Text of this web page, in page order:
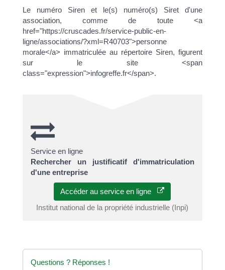
Le numéro Siren et le(s) numéro(s) Siret d'une
association, comme de toute <a
href="https://cruscades.fr/service-public-en-
ligne/associations/?xml=R40703">personne
morale</a> immatriculée au répertoire Siren, figurent
sur le site <span
class="expression">infogreffe.fr</span>.
Service en ligne
Rechercher un justificatif d'immatriculation
d'une entreprise
Accéder au service en ligne
Institut national de la propriété industrielle (Inpi)
Questions ? Réponses !